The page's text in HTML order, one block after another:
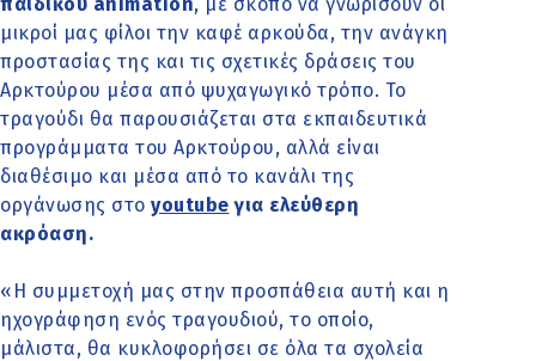
μικροί μας φίλοι την καφέ αρκούδα, την ανάγκη
προστασίας της και τις σχετικές δράσεις του
Αρκτούρου μέσα από ψυχαγωγικό τρόπο. Το
τραγούδι θα παρουσιάζεται στα εκπαιδευτικά
προγράμματα του Αρκτούρου, αλλά είναι
διαθέσιμο και μέσα από το κανάλι της
οργάνωσης στο youtube για ελεύθερη
ακρόαση.
«Η συμμετοχή μας στην προσπάθεια αυτή και η
ηχογράφηση ενός τραγουδιού, το οποίο,
μάλιστα, θα κυκλοφορήσει σε όλα τα σχολεία